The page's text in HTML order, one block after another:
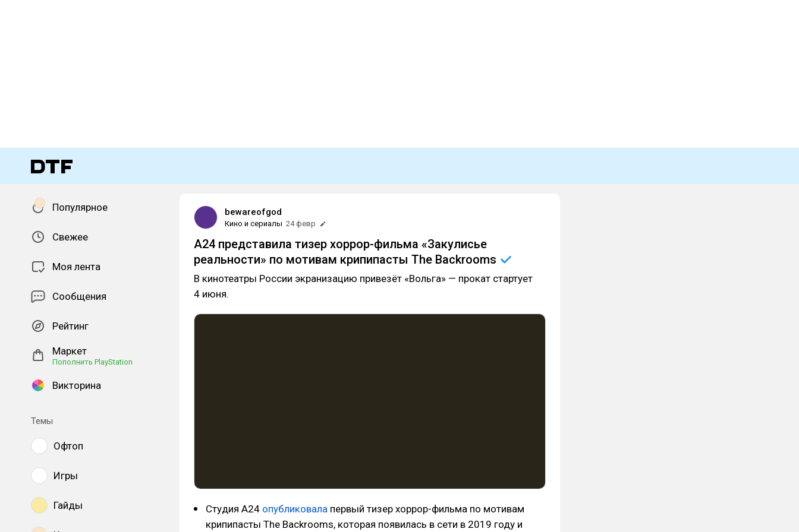
Популярное
Свежее
Моя лента
Сообщения
Рейтинг
Маркет
Пополнить PlayStation
Викторина
Темы
Офтоп
Игры
Гайды
bewareofgod
Кино и сериалы 24 февр
A24 представила тизер хоррор-фильма «Закулисье
реальности» по мотивам крипипасты The Backrooms
В кинотеатры России экранизацию привезёт «Вольга» — прокат стартует
4 июня.
Студия A24 опубликовала первый тизер хоррор-фильма по мотивам
крипипасты The Backrooms, которая появилась в сети в 2019 году и